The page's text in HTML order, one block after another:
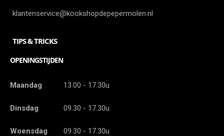
klantenservice@kookshopdepepermolen.nl
TIPS & TRICKS
OPENINGSTIJDEN
Maandag 13.00 - 17.30u
Dinsdag 09.30 - 17.30u
Woensdag 09.30 - 17.30u